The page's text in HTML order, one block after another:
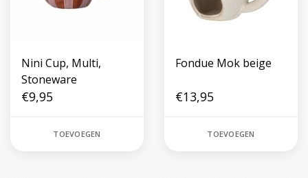
Nini Cup, Multi,
Stoneware
€9,95
TOEVOEGEN
Fondue Mok beige
€13,95
TOEVOEGEN